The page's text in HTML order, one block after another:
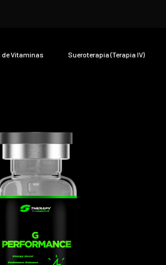
de Vitaminas Sueroterapia (Terapia IV)